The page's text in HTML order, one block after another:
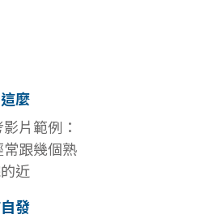
麼
片範例：
跟幾個熟
近
發